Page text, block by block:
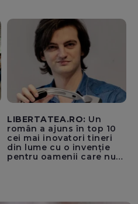
pentru instaurarea
„cenzurii” pe platforma X
LIBERTATEA.RO: Un
român a ajuns în top 10
cei mai inovatori tineri
din lume cu o invenție
pentru oamenii care nu